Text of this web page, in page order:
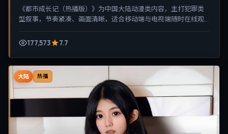
《都市成长记（热播版）》为中国大陆动漫类内容，主打犯罪类
型叙事，节奏紧凑、画面清晰，适合移动端与电视端随时在线观
177,573
7.7
大陆 热播